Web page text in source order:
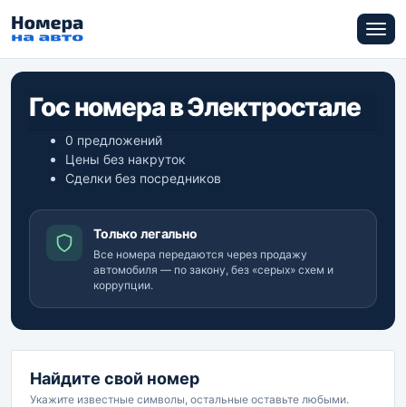
Гос номера в Электростале
0 предложений
Цены без накруток
Сделки без посредников
Только легально
Все номера передаются через продажу
автомобиля — по закону, без «серых» схем и
коррупции.
Найдите свой номер
Укажите известные символы, остальные оставьте любыми.